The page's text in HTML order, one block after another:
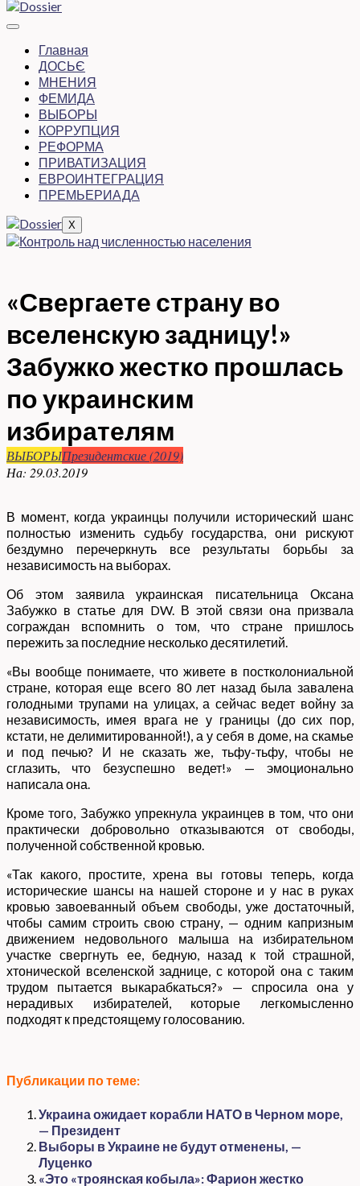
Главная
ДОСЬЄ
МНЕНИЯ
ФЕМИДА
ВЫБОРЫ
КОРРУПЦИЯ
РЕФОРМА
ПРИВАТИЗАЦИЯ
ЕВРОИНТЕГРАЦИЯ
ПРЕМЬЕРИАДА
X
«Свергаете страну во
вселенскую задницу!»
Забужко жестко прошлась
по украинским
избирателям
ВЫБОРЫПрезидентские (2019)
На: 29.03.2019
В момент, когда украинцы получили исторический шанс
полностью изменить судьбу государства, они рискуют
бездумно перечеркнуть все результаты борьбы за
независимость на выборах.
Об этом заявила украинская писательница Оксана
Забужко в статье для DW. В этой связи она призвала
сограждан вспомнить о том, что стране пришлось
пережить за последние несколько десятилетий.
«Вы вообще понимаете, что живете в постколониальной
стране, которая еще всего 80 лет назад была завалена
голодными трупами на улицах, а сейчас ведет войну за
независимость, имея врага не у границы (до сих пор,
кстати, не делимитированной!), а у себя в доме, на скамье
и под печью? И не сказать же, тьфу-тьфу, чтобы не
сглазить, что безуспешно ведет!» — эмоционально
написала она.
Кроме того, Забужко упрекнула украинцев в том, что они
практически добровольно отказываются от свободы,
полученной собственной кровью.
«Так какого, простите, хрена вы готовы теперь, когда
исторические шансы на нашей стороне и у нас в руках
кровью завоеванный объем свободы, уже достаточный,
чтобы самим строить свою страну, — одним капризным
движением недовольного малыша на избирательном
участке свергнуть ее, бедную, назад к той страшной,
хтонической вселенской заднице, с которой она с таким
трудом пытается выкарабкаться?» — спросила она у
нерадивых избирателей, которые легкомысленно
подходят к предстоящему голосованию.
Публикации по теме:
Украина ожидает корабли НАТО в Черном море,
— Президент
Выборы в Украине не будут отменены, —
Луценко
«Это «троянская кобыла»: Фарион жестко